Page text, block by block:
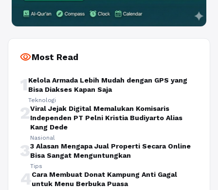
visibilityMost Read
1 Kelola Armada Lebih Mudah dengan GPS yang
Bisa Diakses Kapan Saja
Teknologi
2Viral Jejak Digital Memalukan Komisaris
Independen PT Pelni Kristia Budiyarto Alias
Kang Dede
Nasional
33 Alasan Mengapa Jual Properti Secara Online
Bisa Sangat Menguntungkan
Tips
4Cara Membuat Donat Kampung Anti Gagal
untuk Menu Berbuka Puasa